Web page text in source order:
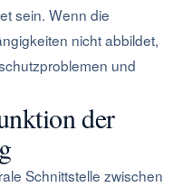
sein. Wenn die
nicht abbildet,
und
der
Schnittstelle zwischen